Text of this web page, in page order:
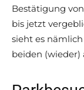
Bestätigung
bis jetzt
sieht es
beiden (wieder)